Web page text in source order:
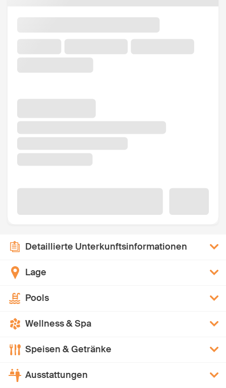
Detaillierte Unterkunftsinformationen
Lage
Pools
Wellness & Spa
Speisen & Getränke
Ausstattungen